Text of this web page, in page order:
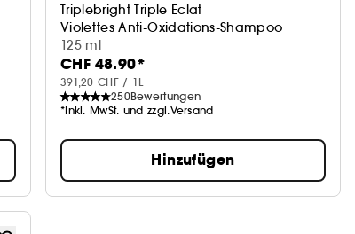
Triplebright Triple Eclat
Violettes Anti-Oxidations-Shampoo
125 ml
CHF 48.90*
391,20 CHF / 1L
250Bewertungen
*Inkl. MwSt. und zzgl.Versand
Hinzufügen